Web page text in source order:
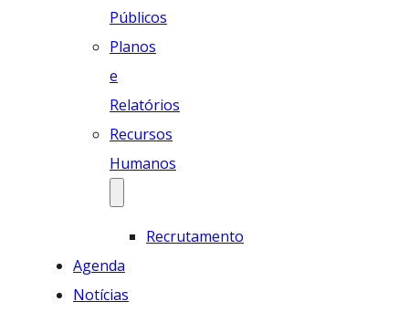
Públicos
Planos
e
Relatórios
Recursos
Humanos
Recrutamento
Agenda
Notícias